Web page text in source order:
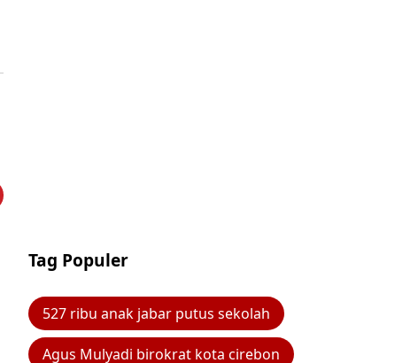
Tag Populer
527 ribu anak jabar putus sekolah
Agus Mulyadi birokrat kota cirebon